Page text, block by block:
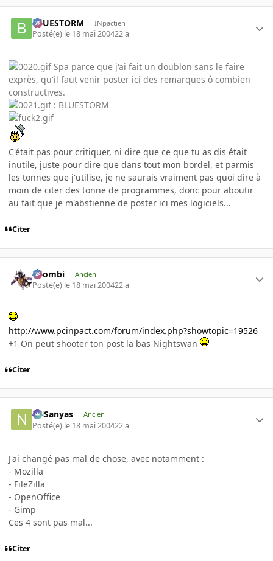
BLUESTORM INpactien
Posté(e) le 18 mai 200422 a
Spa parce que j'ai fait un doublon sans le faire
exprès, qu'il faut venir poster ici des remarques ô combien
constructives.
: BLUESTORM
C'était pas pour critiquer, ni dire que ce que tu as dis était
inutile, juste pour dire que dans tout mon bordel, et parmis
les tonnes que j'utilise, je ne saurais vraiment pas quoi dire à
moin de citer des tonne de programmes, donc pour aboutir
au fait que je m'abstienne de poster ici mes logiciels...
Citer
XZombi Ancien
Posté(e) le 18 mai 200422 a
http://www.pcinpact.com/forum/index.php?showtopic=19526
+1 On peut shooter ton post la bas Nightswan
Citer
NilSanyas Ancien
Posté(e) le 18 mai 200422 a
J'ai changé pas mal de chose, avec notamment :
- Mozilla
- FileZilla
- OpenOffice
- Gimp
Ces 4 sont pas mal...
Citer